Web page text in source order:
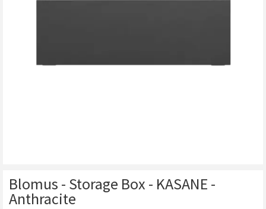
Blomus - Storage Box - KASANE -
Anthracite